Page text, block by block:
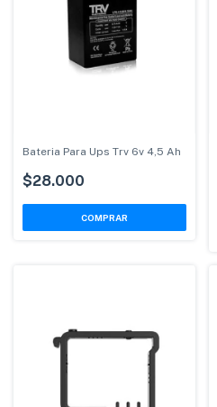
Bateria Para Ups Trv 6v 4,5 Ah
$28.000